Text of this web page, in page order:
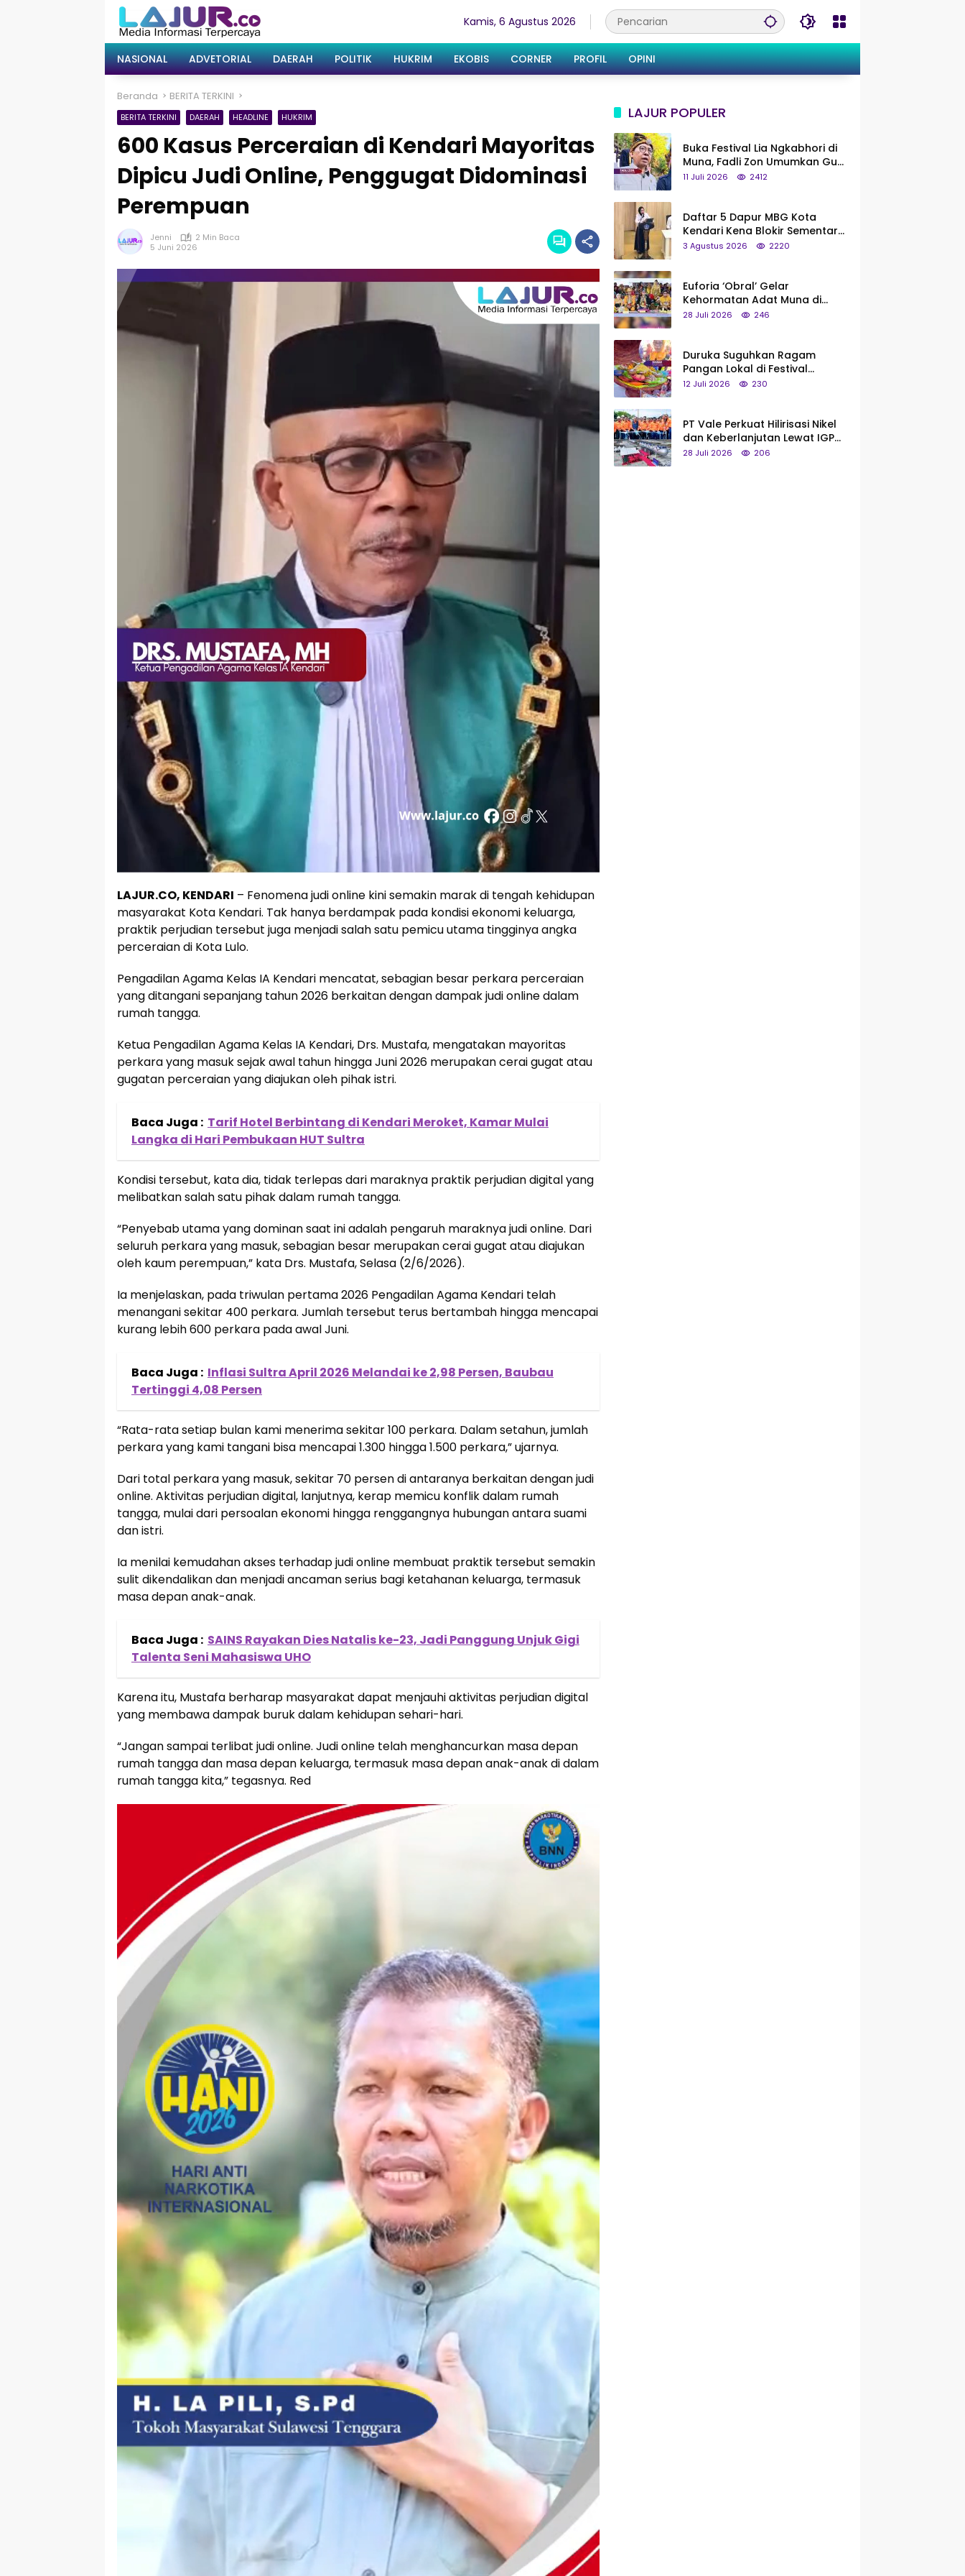
Kamis, 6 Agustus 2026
NASIONAL ADVETORIAL DAERAH POLITIK HUKRIM EKOBIS CORNER PROFIL OPINI
Beranda BERITA TERKINI
BERITA TERKINI DAERAH HEADLINE HUKRIM
600 Kasus Perceraian di Kendari Mayoritas
Dipicu Judi Online, Penggugat Didominasi
Perempuan
Jenni
2 Min Baca
5 Juni 2026
LAJUR.CO, KENDARI – Fenomena judi online kini semakin marak di tengah kehidupan
masyarakat Kota Kendari. Tak hanya berdampak pada kondisi ekonomi keluarga,
praktik perjudian tersebut juga menjadi salah satu pemicu utama tingginya angka
perceraian di Kota Lulo.
Pengadilan Agama Kelas IA Kendari mencatat, sebagian besar perkara perceraian
yang ditangani sepanjang tahun 2026 berkaitan dengan dampak judi online dalam
rumah tangga.
Ketua Pengadilan Agama Kelas IA Kendari, Drs. Mustafa, mengatakan mayoritas
perkara yang masuk sejak awal tahun hingga Juni 2026 merupakan cerai gugat atau
gugatan perceraian yang diajukan oleh pihak istri.
Baca Juga : Tarif Hotel Berbintang di Kendari Meroket, Kamar Mulai
Langka di Hari Pembukaan HUT Sultra
Kondisi tersebut, kata dia, tidak terlepas dari maraknya praktik perjudian digital yang
melibatkan salah satu pihak dalam rumah tangga.
“Penyebab utama yang dominan saat ini adalah pengaruh maraknya judi online. Dari
seluruh perkara yang masuk, sebagian besar merupakan cerai gugat atau diajukan
oleh kaum perempuan,” kata Drs. Mustafa, Selasa (2/6/2026).
Ia menjelaskan, pada triwulan pertama 2026 Pengadilan Agama Kendari telah
menangani sekitar 400 perkara. Jumlah tersebut terus bertambah hingga mencapai
kurang lebih 600 perkara pada awal Juni.
Baca Juga : Inflasi Sultra April 2026 Melandai ke 2,98 Persen, Baubau
Tertinggi 4,08 Persen
“Rata-rata setiap bulan kami menerima sekitar 100 perkara. Dalam setahun, jumlah
perkara yang kami tangani bisa mencapai 1.300 hingga 1.500 perkara,” ujarnya.
Dari total perkara yang masuk, sekitar 70 persen di antaranya berkaitan dengan judi
online. Aktivitas perjudian digital, lanjutnya, kerap memicu konflik dalam rumah
tangga, mulai dari persoalan ekonomi hingga renggangnya hubungan antara suami
dan istri.
Ia menilai kemudahan akses terhadap judi online membuat praktik tersebut semakin
sulit dikendalikan dan menjadi ancaman serius bagi ketahanan keluarga, termasuk
masa depan anak-anak.
Baca Juga : SAINS Rayakan Dies Natalis ke-23, Jadi Panggung Unjuk Gigi
Talenta Seni Mahasiswa UHO
Karena itu, Mustafa berharap masyarakat dapat menjauhi aktivitas perjudian digital
yang membawa dampak buruk dalam kehidupan sehari-hari.
“Jangan sampai terlibat judi online. Judi online telah menghancurkan masa depan
rumah tangga dan masa depan keluarga, termasuk masa depan anak-anak di dalam
rumah tangga kita,” tegasnya. Red
LAJUR POPULER
Buka Festival Lia Ngkabhori di
Muna, Fadli Zon Umumkan Gua
Metanduno Segera Naik Status
11 Juli 2026 2412
Daftar 5 Dapur MBG Kota
Kendari Kena Blokir Sementara
dari Pusat
3 Agustus 2026 2220
Euforia ‘Obral’ Gelar
Kehormatan Adat Muna di
Silaturahmi KKMM, Ridwan Bae:
28 Juli 2026 246
Duruka Suguhkan Ragam
Pangan Lokal di Festival
Liangkobhori, Dari Umbi Rebus
12 Juli 2026 230
PT Vale Perkuat Hilirisasi Nikel
dan Keberlanjutan Lewat IGP
Morowali
28 Juli 2026 206